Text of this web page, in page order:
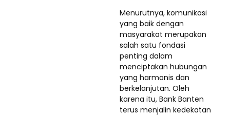
Menurutnya, komunikasi
yang baik dengan
masyarakat merupakan
salah satu fondasi
penting dalam
menciptakan hubungan
yang harmonis dan
berkelanjutan. Oleh
karena itu, Bank Banten
terus menjalin kedekatan